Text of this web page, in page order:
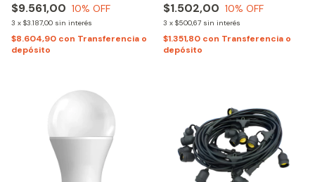
$9.561,00 10% OFF
3 x $3.187,00 sin interés
$8.604,90 con Transferencia o
depósito
$1.502,00 10% OFF
3 x $500,67 sin interés
$1.351,80 con Transferencia o
depósito